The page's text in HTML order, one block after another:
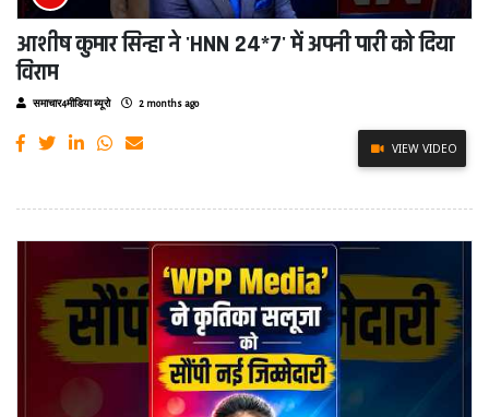
आशीष कुमार सिन्हा ने 'HNN 24*7' में अपनी पारी को दिया
विराम
समाचार4मीडिया ब्यूरो 2 months ago
VIEW VIDEO